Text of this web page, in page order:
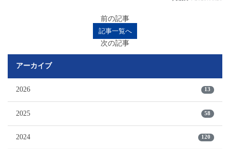
前の記事
記事一覧へ
次の記事
アーカイブ
2026 13
2025 58
2024 120